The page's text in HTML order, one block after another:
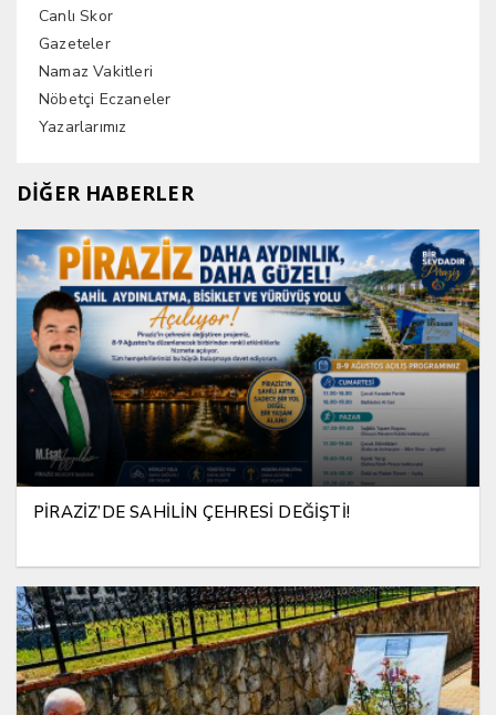
Canlı Skor
Gazeteler
Namaz Vakitleri
Nöbetçi Eczaneler
Yazarlarımız
DİĞER HABERLER
PİRAZİZ’DE SAHİLİN ÇEHRESİ DEĞİŞTİ!